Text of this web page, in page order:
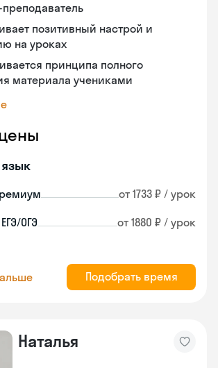
позитивный настрой и
на уроках
принципа полного
материала учениками
от 1733 ₽ / урок
ОГЭ от 1880 ₽ / урок
Подобрать время
Наталья